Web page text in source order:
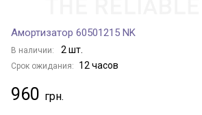
Амортизатор 60501215 NK
В наличии: 2 шт.
Срок ожидания: 12 часов
960